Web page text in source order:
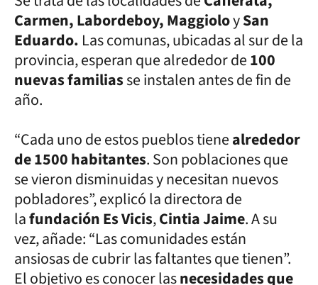
Carmen, Labordeboy, MaggioloySan
Eduardo. Las comunas, ubicadas al sur de la
provincia, esperan que alrededor de100
nuevas familiasse instalen antes de fin de
año.
“Cada uno de estos pueblos tienealrededor
de 1500 habitantes. Son poblaciones que
se vieron disminuidas y necesitan nuevos
pobladores”, explicó la directora de
lafundación Es Vicis,Cintia Jaime.A su
vez, añade: “Las comunidades están
ansiosas de cubrir las faltantes que tienen”.
El objetivo es conocer lasnecesidades que